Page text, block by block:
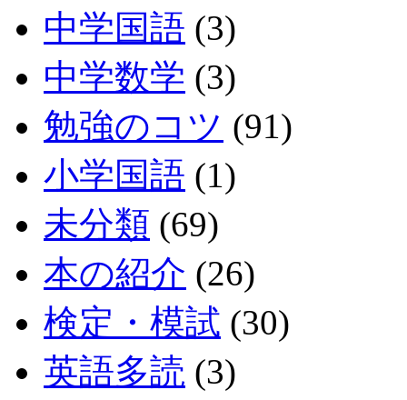
中学国語 (3)
中学数学 (3)
勉強のコツ (91)
小学国語 (1)
未分類 (69)
本の紹介 (26)
検定・模試 (30)
英語多読 (3)